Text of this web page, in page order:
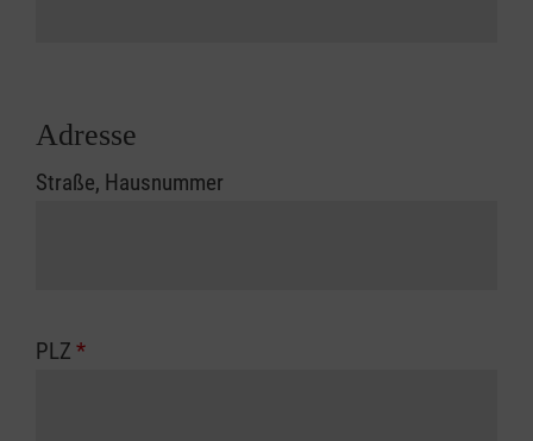
Adresse
Straße, Hausnummer
PLZ *